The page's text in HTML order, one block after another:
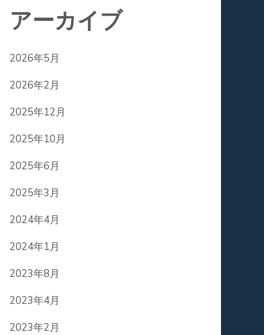
アーカイブ
2026年5月
2026年2月
2025年12月
2025年10月
2025年6月
2025年3月
2024年4月
2024年1月
2023年8月
2023年4月
2023年2月